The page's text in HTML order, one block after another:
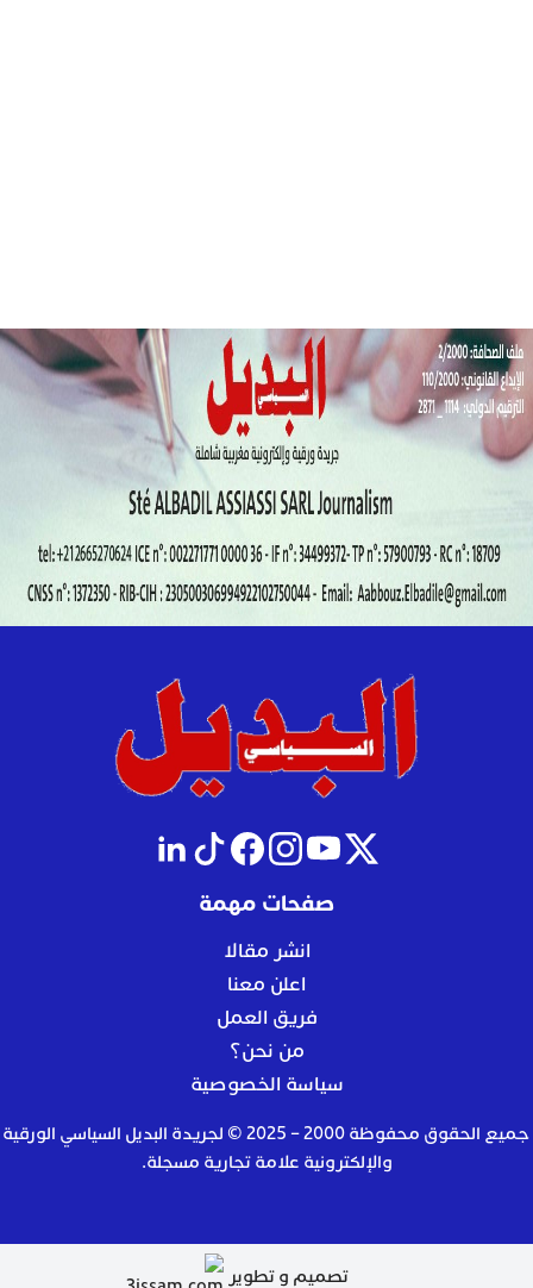
صفحات مهمة
انشر مقالا
اعلن معنا
فريق العمل
من نحن؟
سياسة الخصوصية
جميع الحقوق محفوظة 2000 – 2025 © لجريدة البديل السياسي الورقية
والإلكترونية علامة تجارية مسجلة.
تصميم و تطوير